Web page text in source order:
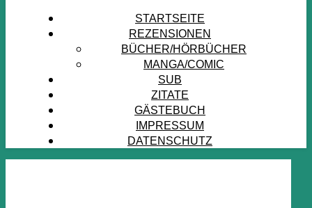
STARTSEITE
REZENSIONEN
BÜCHER/HÖRBÜCHER
MANGA/COMIC
SUB
ZITATE
GÄSTEBUCH
IMPRESSUM
DATENSCHUTZ